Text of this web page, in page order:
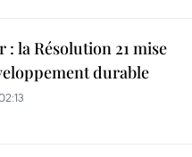
la Résolution 21 mise
durable